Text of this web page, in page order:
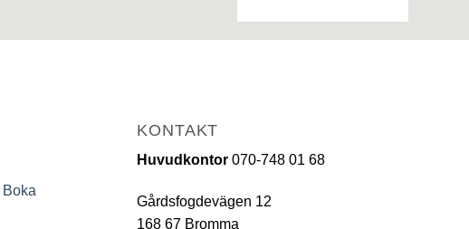
Boka
KONTAKT
Huvudkontor 070-748 01 68
Gårdsfogdevägen 12
168 67 Bromma